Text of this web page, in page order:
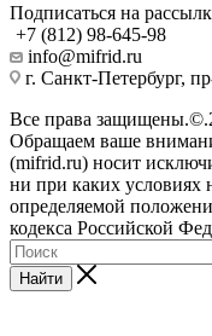
Подписаться на
+7 (812) 98-645-98
info@mifrid.ru
г. Санкт-Петербург,
Все права
Обращаем ваше
(mifrid.ru) носит
ни при каких условиях
определяемой
кодекса Российской
Найти